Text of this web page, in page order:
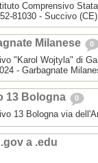
Comprensivo
81030 - Succivo
Milanese 0
"Karol Wojtyla" di
- Garbagnate
13 Bologna 0
13 Bologna via
a .edu